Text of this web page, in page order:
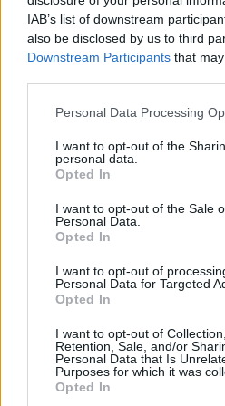
IAB’s list of downstream
also be disclosed by us to third
Downstream Participants that
Please note that this website/app
not limited to your visit or usage
grant or deny consent to Google
use your data for below specified
consent section.
Personal Data Processing
I want to opt-out of the
personal data.
Opted In
I want to opt-out of the Sale
Personal Data.
Opted In
I want to opt-out of
Personal Data for Targeted
Opted In
I want to opt-out of
Retention, Sale, and/or
Personal Data that Is
Purposes for which it was
Opted In
Hirdetés